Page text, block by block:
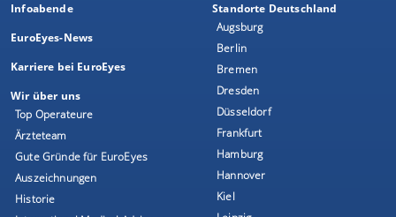
Infoabende
EuroEyes-News
Karriere bei EuroEyes
Wir über uns
Top Operateure
Ärzteteam
Gute Gründe für EuroEyes
Auszeichnungen
Historie
Standorte Deutschland
Augsburg
Berlin
Bremen
Dresden
Düsseldorf
Frankfurt
Hamburg
Hannover
Kiel